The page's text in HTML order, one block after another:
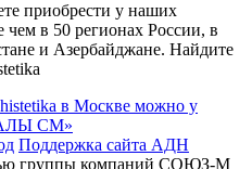
приобрести у наших
в 50 регионах России, в
и Азербайджане. Найдите
в Москве можно у
СМ»
Поддержка сайта АДН
группы компаний СОЮЗ-М